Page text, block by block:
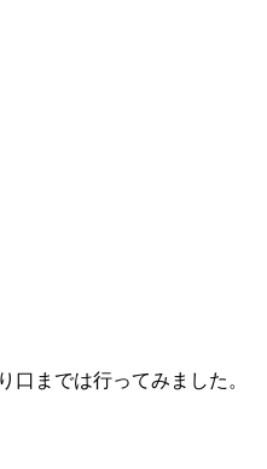
までは行ってみました。